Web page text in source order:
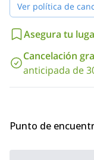
El Día 7, regresamos
con condiciones de
horas. Losgrupos
Solo necesitarás
para crampones y
Tromso. Vuelos
Ver política de
Asegura tu
Cancelación
anticipada de
Punto de